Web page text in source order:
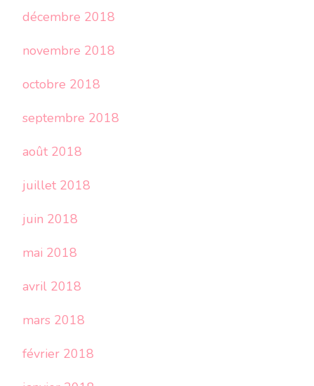
décembre 2018
novembre 2018
octobre 2018
septembre 2018
août 2018
juillet 2018
juin 2018
mai 2018
avril 2018
mars 2018
février 2018